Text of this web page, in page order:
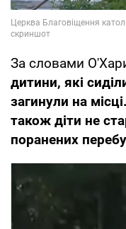
За словами
дитини, які
загинули на
також діти не
поранених